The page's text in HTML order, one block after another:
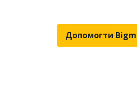
Допомогти